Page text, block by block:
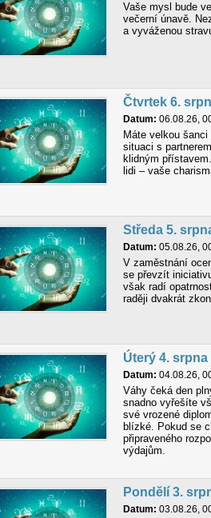
Vaše mysl bude
večerní únavě.
a vyváženou
Čtvrtek 6.
Datum: 06.08.26,
Máte velkou
situaci s
klidným
lidi – vaše
Středa 5.
Datum: 05.08.26,
V zaměstnání
se převzít
však radí
raději dvakrát
Úterý 4. srpna
Datum: 04.08.26,
Váhy čeká den
snadno vyřešíte
své vrozené
blízké. Pokud se
připraveného
výdajům.
Pondělí 3.
Datum: 03.08.26,